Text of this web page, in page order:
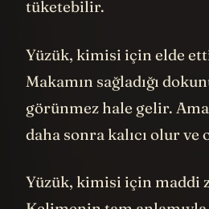
tüketebilir.
Yüzük, kimisi için elde
Makamın sağladığı
görünmez hale gelir.
daha sonra kalıcı olur
Yüzük, kimisi için maddi